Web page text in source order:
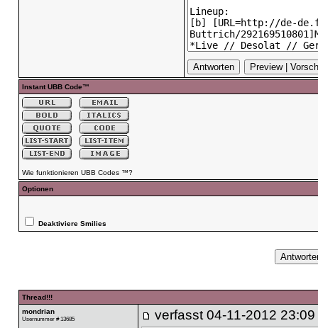
Instant UBB Code™
Wie funktionieren UBB Codes ™?
Optionen
Deaktiviere Smilies
Thread!!!
mondrian
Usernummer # 13685 verfasst 04-11-2012 23:09